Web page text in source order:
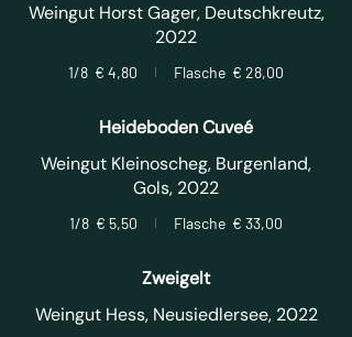
Weingut Horst Gager, Deutschkreutz,
2022
1/8 € 4,80 Flasche € 28,00
Heideboden Cuveé
Weingut Kleinoscheg, Burgenland,
Gols, 2022
1/8 € 5,50 Flasche € 33,00
Zweigelt
Weingut Hess, Neusiedlersee, 2022